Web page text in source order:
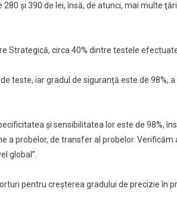
280 şi 390 de lei, însă, de atunci, mai multe
Strategică, circa 40% dintre testele
teste, iar gradul de siguranţă este de 98%,
şi sensibilitatea lor este de 98%,
a probelor, de transfer al probelor.
global”.
pentru creşterea gradului de precizie în